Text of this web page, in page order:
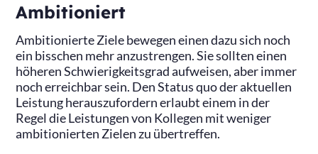
Ambitioniert
Ambitionierte Ziele bewegen einen dazu sich noch
ein bisschen mehr anzustrengen. Sie sollten einen
höheren Schwierigkeitsgrad aufweisen, aber immer
noch erreichbar sein. Den Status quo der aktuellen
Leistung herauszufordern erlaubt einem in der
Regel die Leistungen von Kollegen mit weniger
ambitionierten Zielen zu übertreffen.